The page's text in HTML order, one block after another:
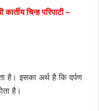
कार्तीय चिन्ह परिपाटी –
है। इसका अर्थ है कि दर्पण
है।